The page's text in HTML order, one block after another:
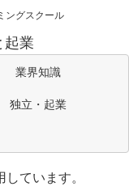
ングスクール
起業
業界知識
独立・起業
ています。